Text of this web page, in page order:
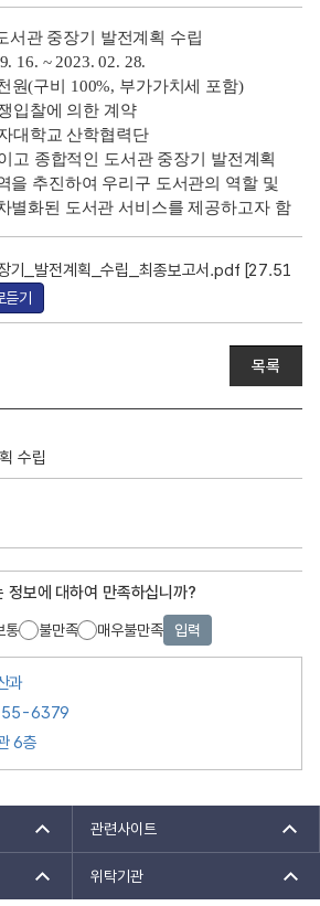
서관 중장기 발전계획 수립
16. ~ 2023. 02. 28.
원(구비 100%, 부가가치세 포함)
입찰에 의한 계약
대학교 산학협력단
고 종합적인 도서관 중장기 발전계획
을 추진하여 우리구 도서관의 역할 및
별화된 도서관 서비스를 제공하고자 함
기_발전계획_수립_최종보고서.pdf [27.51
듣기
목록
수립
정보에 대하여 만족하십니까?
통 불만족 매우불만족 입력
과
6379
6층
관련사이트
위탁기관